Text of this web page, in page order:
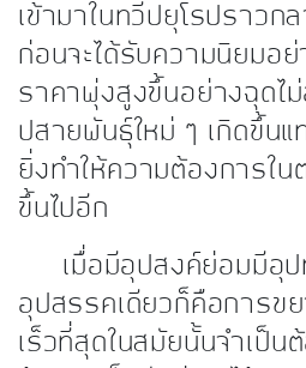
เข้ามาในทวีปยุโรปราวก
ก่อนจะได้รับความนิยมอ
ราคาพุ่งสูงขึ้นอย่างฉุดไ
ปสายพันธุ์ใหม่ ๆ เกิดขึ้น
ยิ่งทำให้ความต้องการใน
ขึ้นไปอีก
เมื่อมีอุปสงค์ย่อมมีอุ
อุปสรรคเดียวก็คือการข
เร็วที่สุดในสมัยนั้นจำเป็นต้